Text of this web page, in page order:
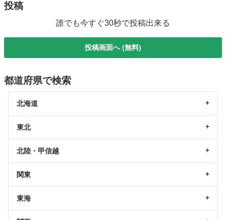
投稿
誰でも今すぐ30秒で投稿出来る
投稿画面へ (無料)
都道府県で検索
北海道
東北
北陸・甲信越
関東
東海